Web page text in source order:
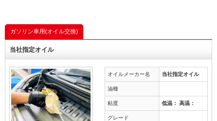
ガソリン車用(オイル交換)
当社指定オイル
オイルメーカー名 当社指定オイル
油種
粘度 低温： 高温：
グレード